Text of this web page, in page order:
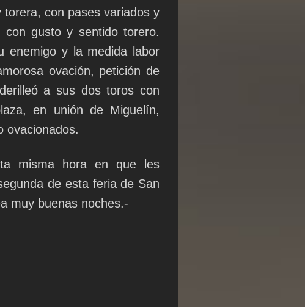
con pases variados y
gusto y sentido torero.
enemigo y la medida labor
ovación, petición de
a sus dos toros con
en unión de Miguelín,
ovacionados.
misma hora en que les
de esta feria de San
muy buenas noches.-